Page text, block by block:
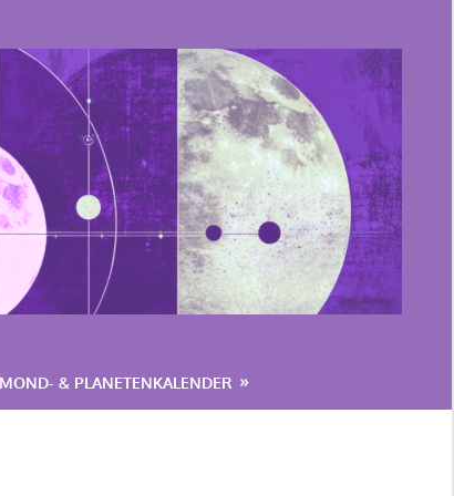
MOND- & PLANETENKALENDER